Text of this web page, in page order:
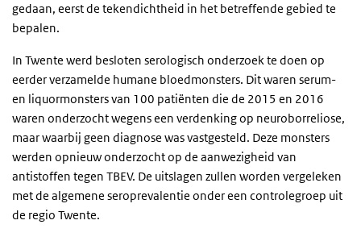
gedaan, eerst de tekendichtheid in het betreffende gebied te
bepalen.
In Twente werd besloten serologisch onderzoek te doen op
eerder verzamelde humane bloedmonsters. Dit waren serum-
en liquormonsters van 100 patiënten die de 2015 en 2016
waren onderzocht wegens een verdenking op neuroborreliose,
maar waarbij geen diagnose was vastgesteld. Deze monsters
werden opnieuw onderzocht op de aanwezigheid van
antistoffen tegen TBEV. De uitslagen zullen worden vergeleken
met de algemene seroprevalentie onder een controlegroep uit
de regio Twente.